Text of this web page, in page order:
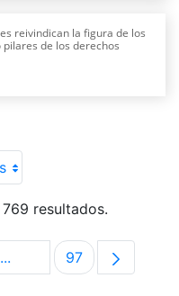
reivindican la figura de los
de los derechos
resultados.
...Páginas intermedias Use
Página
97